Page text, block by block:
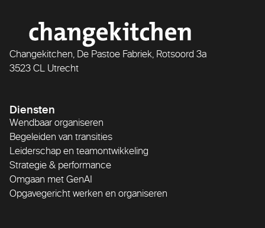
Changekitchen, De Pastoe Fabriek, Rotsoord 3a
3523 CL Utrecht
Diensten
Wendbaar organiseren
Begeleiden van transities
Leiderschap en teamontwikkeling
Strategie & performance
Omgaan met GenAI
Opgavegericht werken en organiseren